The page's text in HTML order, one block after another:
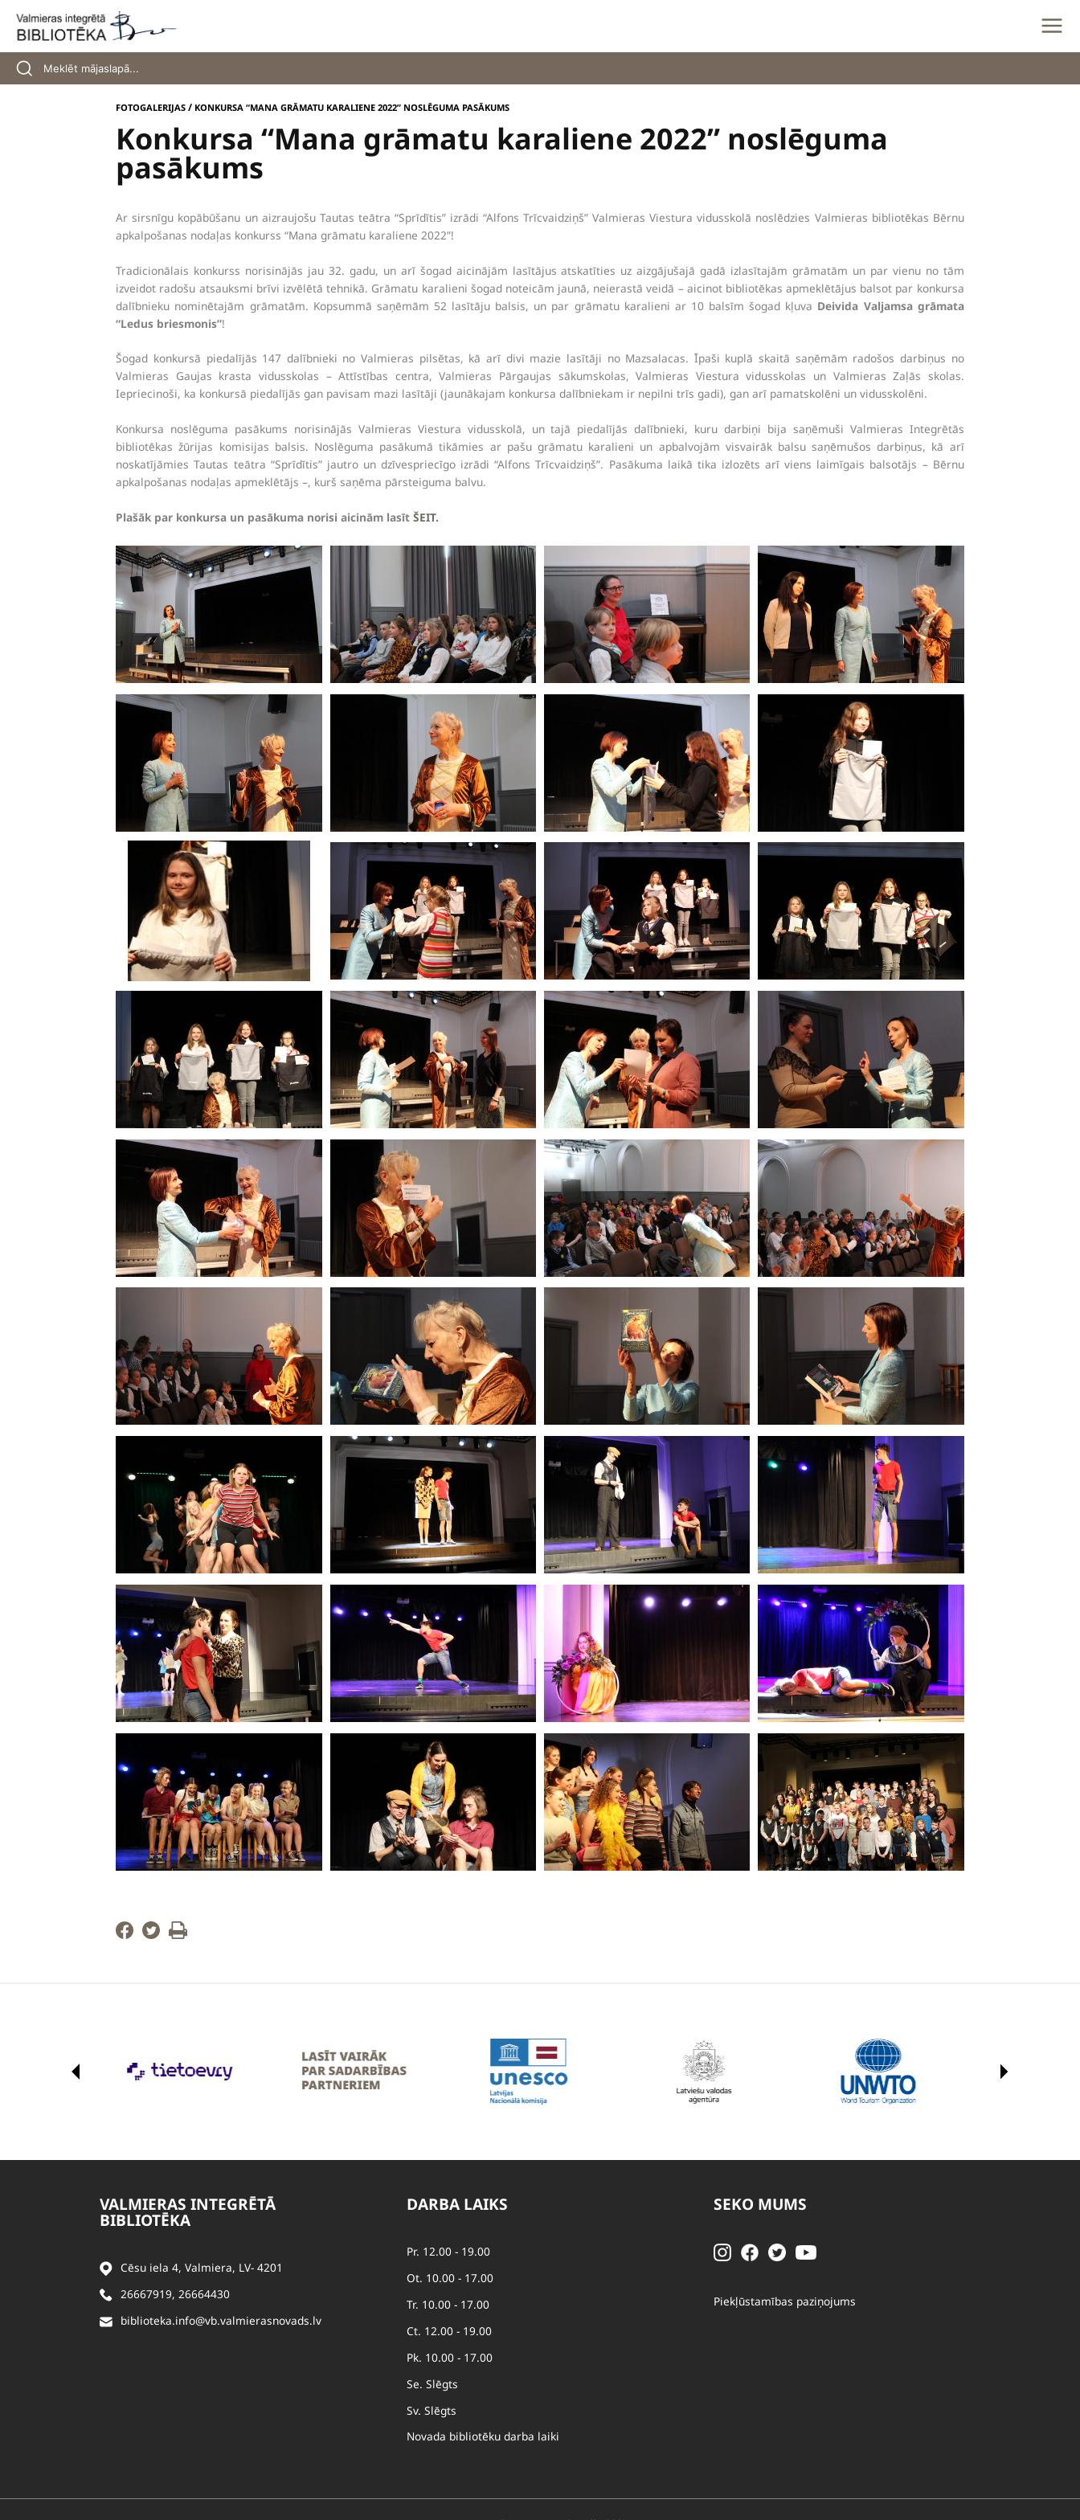
content
FOTOGALERIJAS / KONKURSA “MANA GRĀMATU KARALIENE 2022” NOSLĒGUMA PASĀKUMS
Konkursa “Mana grāmatu karaliene 2022” noslēguma
pasākums
Ar sirsnīgu kopābūšanu un aizraujošu Tautas teātra “Sprīdītis” izrādi “Alfons Trīcvaidziņš” Valmieras Viestura vidusskolā noslēdzies Valmieras bibliotēkas Bērnu
apkalpošanas nodaļas konkurss “Mana grāmatu karaliene 2022”!
Tradicionālais konkurss norisinājās jau 32. gadu, un arī šogad aicinājām lasītājus atskatīties uz aizgājušajā gadā izlasītajām grāmatām un par vienu no tām
izveidot radošu atsauksmi brīvi izvēlētā tehnikā. Grāmatu karalieni šogad noteicām jaunā, neierastā veidā – aicinot bibliotēkas apmeklētājus balsot par konkursa
dalībnieku nominētajām grāmatām. Kopsummā saņēmām 52 lasītāju balsis, un par grāmatu karalieni ar 10 balsīm šogad kļuva Deivida Valjamsa grāmata
“Ledus briesmonis”!
Šogad konkursā piedalījās 147 dalībnieki no Valmieras pilsētas, kā arī divi mazie lasītāji no Mazsalacas. Īpaši kuplā skaitā saņēmām radošos darbiņus no
Valmieras Gaujas krasta vidusskolas – Attīstības centra, Valmieras Pārgaujas sākumskolas, Valmieras Viestura vidusskolas un Valmieras Zaļās skolas.
Iepriecinoši, ka konkursā piedalījās gan pavisam mazi lasītāji (jaunākajam konkursa dalībniekam ir nepilni trīs gadi), gan arī pamatskolēni un vidusskolēni.
Konkursa noslēguma pasākums norisinājās Valmieras Viestura vidusskolā, un tajā piedalījās dalībnieki, kuru darbiņi bija saņēmuši Valmieras Integrētās
bibliotēkas žūrijas komisijas balsis. Noslēguma pasākumā tikāmies ar pašu grāmatu karalieni un apbalvojām visvairāk balsu saņēmušos darbiņus, kā arī
noskatījāmies Tautas teātra “Sprīdītis” jautro un dzīvespriecīgo izrādi “Alfons Trīcvaidziņš”. Pasākuma laikā tika izlozēts arī viens laimīgais balsotājs – Bērnu
apkalpošanas nodaļas apmeklētājs –, kurš saņēma pārsteiguma balvu.
Plašāk par konkursa un pasākuma norisi aicinām lasītŠEIT.
VALMIERAS INTEGRĒTĀ
BIBLIOTĒKA
Cēsu iela 4, Valmiera, LV- 4201
26667919, 26664430
biblioteka.info@vb.valmierasnovads.lv
DARBA LAIKS
Pr. 12.00 - 19.00
Ot. 10.00 - 17.00
Tr. 10.00 - 17.00
Ct. 12.00 - 19.00
Pk. 10.00 - 17.00
Se. Slēgts
Sv. Slēgts
Novada bibliotēku darba laiki
SEKO MUMS
Piekļūstamības paziņojums